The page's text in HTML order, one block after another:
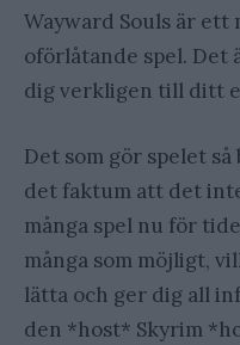
Wayward Souls är ett
oförlåtande spel. Det
dig verkligen till ditt
Det som gör spelet
det faktum att det
många spel nu för
många som möjligt,
lätta och ger dig all
den *host* Skyrim